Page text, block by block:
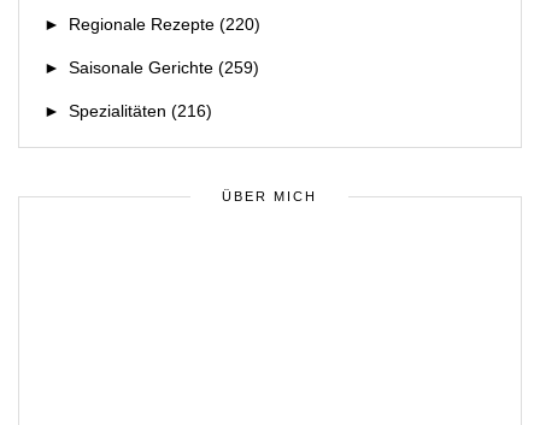
► Regionale Rezepte (220)
► Saisonale Gerichte (259)
► Spezialitäten (216)
ÜBER MICH